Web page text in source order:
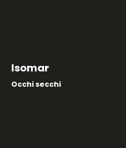
Isomar
Occhi secchi